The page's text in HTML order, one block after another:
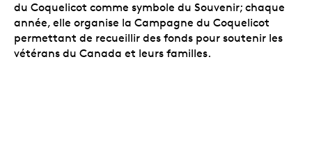
du Coquelicot comme symbole du Souvenir; chaque
année, elle organise la Campagne du Coquelicot
permettant de recueillir des fonds pour soutenir les
vétérans du Canada et leurs familles.